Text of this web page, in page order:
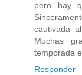
pero hay
cautivada
Muchas
temporada
Responder